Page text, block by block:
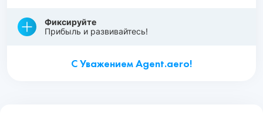
Фиксируйте
Прибыль и развивайтесь!
С Уважением Agent.aero!